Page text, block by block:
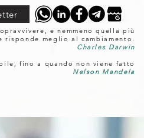
e nemmeno quella più
risponde meglio al cambiamento.
Charles Darwin
fino a quando non viene fatto
Nelson Mandela